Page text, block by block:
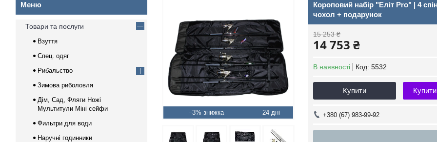
–3% 24 дні
Короповий набір "Еліт Pro" | 4
чохол + подарунок
15 253 ₴
14 753 ₴
В наявності Код: 5532
Купити
+380 (67) 983-99-92
Товари та послуги
Взуття
Спец. одяг
Рибальство
Зимова риболовля
Дім, Сад, Фляги Ножі
Мультитули Міні сейфи
Фильтри для води
Наручні годинники